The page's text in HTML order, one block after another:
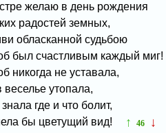
желаю в день рождения
радостей земных,
обласканной судьбою
был счастливым каждый миг!
никогда не уставала,
веселье утопала,
где и что болит,
бы цветущий вид!
↑ 46 ↓